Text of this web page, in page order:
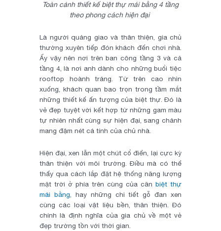
Toàn cảnh thiết kế biệt thự mái bằng 4 tầng
theo phong cách hiện đại
Là người quảng giao và thân thiện, gia chủ
thường xuyên tiếp đón khách đến chơi nhà.
Ấy vậy nên nơi trên ban công tầng 3 và cả
tầng 4, là nơi anh dành cho những buổi tiệc
rooftop hoành tráng. Từ trên cao nhìn
xuống, khách quan bao trọn trong tầm mắt
những thiết kế ấn tượng của biệt thự. Đó là
vẻ đẹp tuyệt vời kết hợp từ những gam màu
tự nhiên nhất cùng sự hiện đại, sang chảnh
mang đậm nét cá tính của chủ nhà.
Hiện đại, xen lẫn một chút cổ điển, lại cực kỳ
thân thiện với môi trường. Điều mà có thể
thấy qua cách lắp đặt hệ thống năng lượng
mặt trời ở phía trên cùng của căn biệt thự
mái bằng, hay những chi tiết gỗ đan xen
cùng các loại vật liệu bền, thân thiện. Đó
chính là định nghĩa của gia chủ về một vẻ
đẹp trường tồn với thời gian.